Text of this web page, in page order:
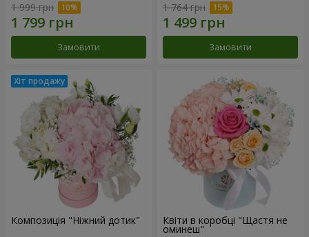
1 999 грн
Замовити
1 764 грн
Замовити
Композиція "Ніжний дотик" Квіти в коробці "Щастя не
оминеш"